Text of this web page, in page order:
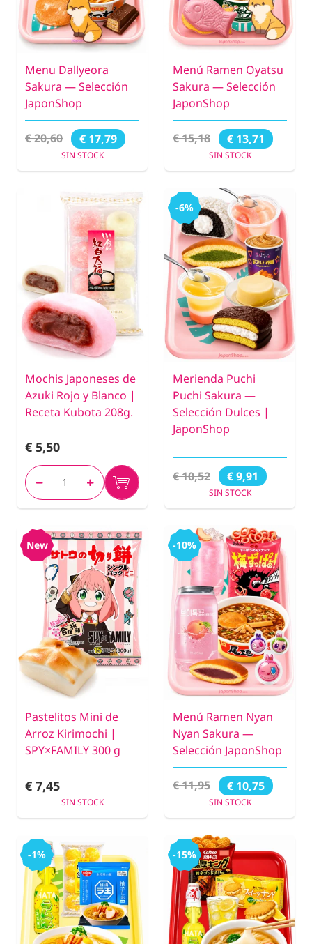
Menu Dallyeora
Sakura — Selección
JaponShop
€ 20,60 € 17,79
SIN STOCK
Menú Ramen Oyatsu
Sakura — Selección
JaponShop
€ 15,18 € 13,71
SIN STOCK
Mochis Japoneses de
Azuki Rojo y Blanco |
Receta Kubota 208g.
€ 5,50
-6%
Merienda Puchi
Puchi Sakura —
Selección Dulces |
JaponShop
€ 10,52 € 9,91
SIN STOCK
New
Pastelitos Mini de
Arroz Kirimochi |
SPY×FAMILY 300 g
€ 7,45
SIN STOCK
-10%
Menú Ramen Nyan
Nyan Sakura —
Selección JaponShop
€ 11,95 € 10,75
SIN STOCK
-1% -15%